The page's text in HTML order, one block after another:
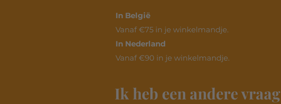
In België
Vanaf €75 in je winkelmandje.​
In Nederland
Vanaf €90 in je winkelmandje.
Ik heb een andere vraag